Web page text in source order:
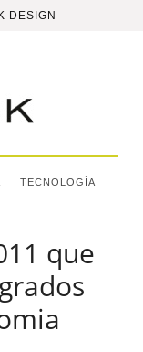
DESIGN
TECNOLOGÍA
que